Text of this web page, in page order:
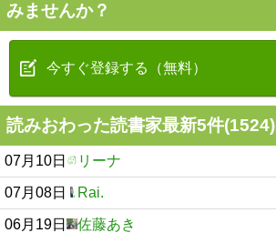
みませんか？
今すぐ登録する（無料）
読みおわった読書家最新5件(1524)
07月10日 リーナ
07月08日 Rai.
06月19日 佐藤あき